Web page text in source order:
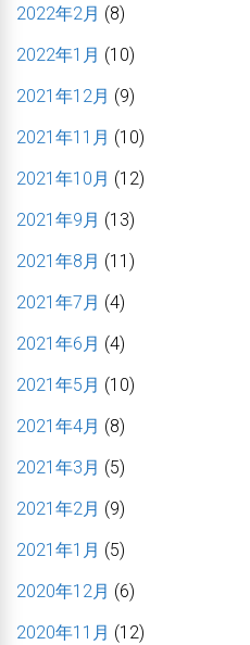
2022年2月 (8)
2022年1月 (10)
2021年12月 (9)
2021年11月 (10)
2021年10月 (12)
2021年9月 (13)
2021年8月 (11)
2021年7月 (4)
2021年6月 (4)
2021年5月 (10)
2021年4月 (8)
2021年3月 (5)
2021年2月 (9)
2021年1月 (5)
2020年12月 (6)
2020年11月 (12)